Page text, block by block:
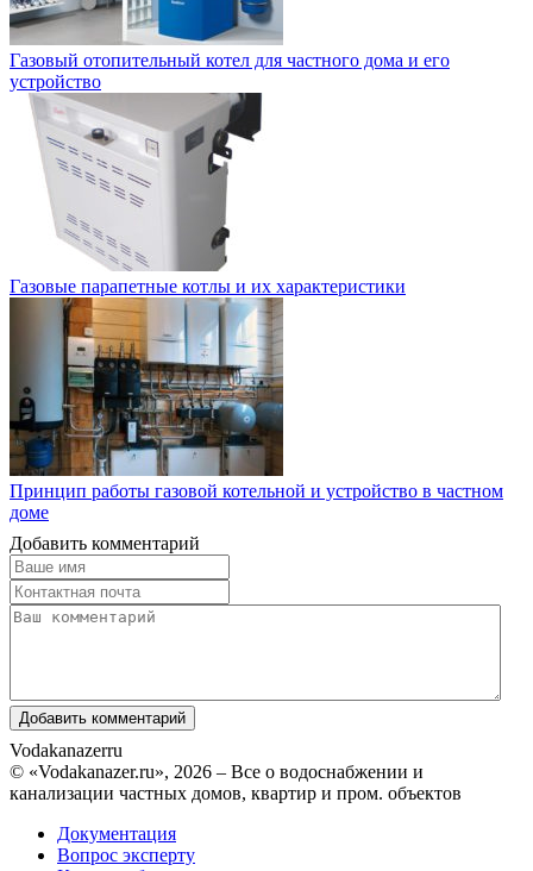
Газовый отопительный котел для частного дома и его
устройство
Газовые парапетные котлы и их характеристики
Принцип работы газовой котельной и устройство в частном
доме
Добавить комментарий
Vodakanazerru
© «Vodakanazer.ru», 2026 – Все о водоснабжении и
канализации частных домов, квартир и пром. объектов
Документация
Вопрос эксперту